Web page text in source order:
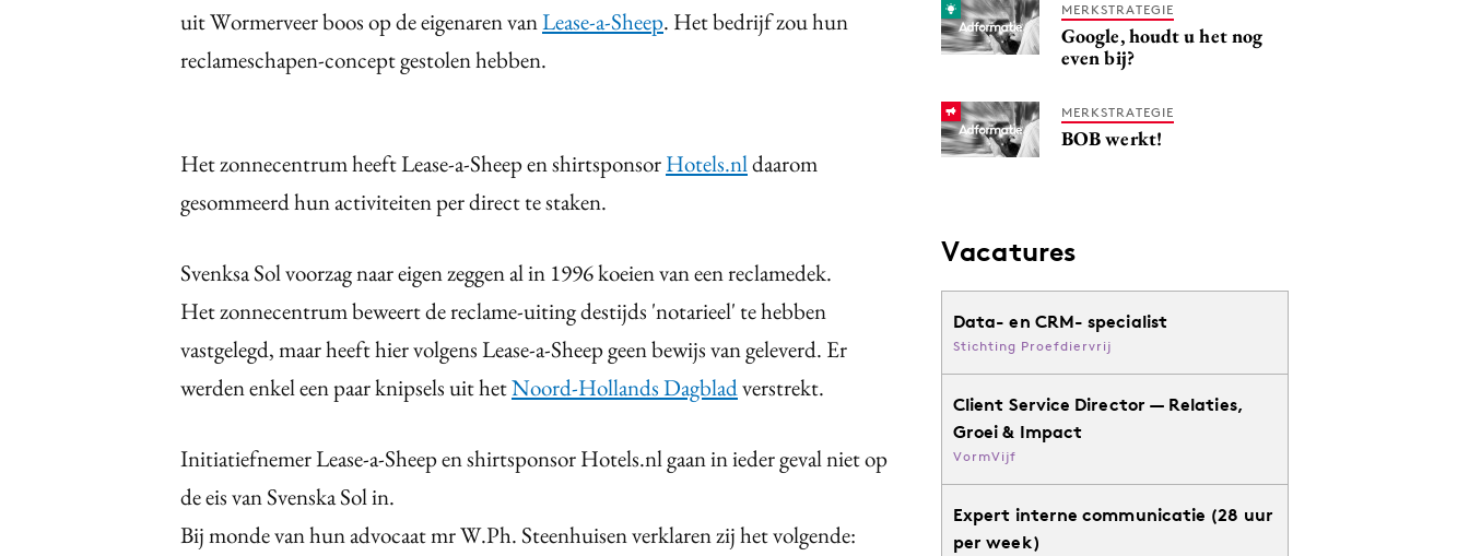
uit Wormerveer boos op de eigenaren vanLease-a-Sheep. Het bedrijf zou hun
reclameschapen-concept gestolen hebben.
Het zonnecentrum heeft Lease-a-Sheep en shirtsponsorHotels.nldaarom
gesommeerd hun activiteiten per direct te staken.
Svenksa Sol voorzag naar eigen zeggen al in 1996 koeien van een reclamedek.
Het zonnecentrum beweert de reclame-uiting destijds 'notarieel' te hebben
vastgelegd, maar heeft hier volgens Lease-a-Sheep geen bewijs van geleverd. Er
werden enkel een paar knipsels uit hetNoord-Hollands Dagbladverstrekt.
Initiatiefnemer Lease-a-Sheep en shirtsponsor Hotels.nl gaan in ieder geval niet op
de eis van Svenska Sol in.
Bij monde van hun advocaat mr W.Ph. Steenhuisen verklaren zij het volgende:
MERKSTRATEGIE
Google, houdt u het nog
even bij?
MERKSTRATEGIE
BOB werkt!
Vacatures
Data- en CRM- specialist
Stichting Proefdiervrij
Client Service Director — Relaties,
Groei & Impact
VormVijf
Expert interne communicatie (28 uur
per week)